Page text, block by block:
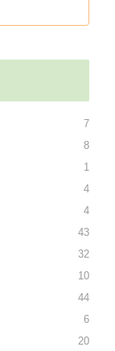
7
8
1
4
4
43
32
10
44
6
20